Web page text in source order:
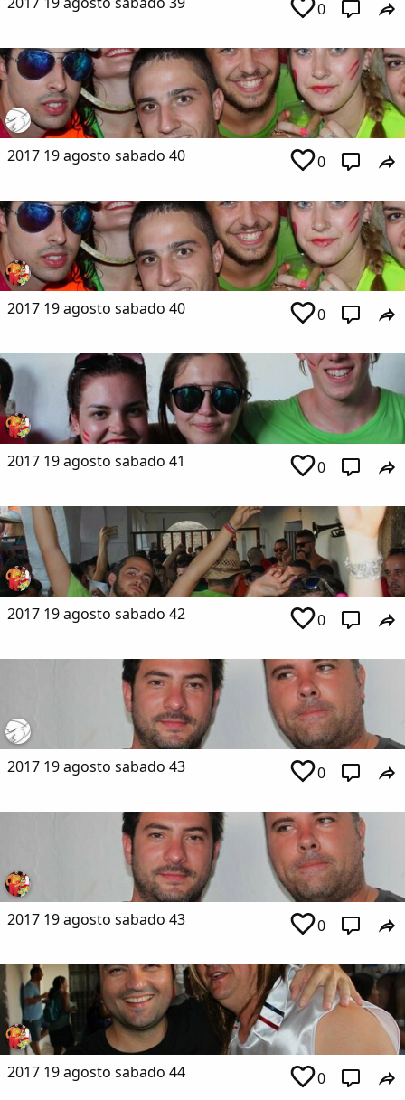
0
2017 19 agosto sabado 40 0
2017 19 agosto sabado 40 0
2017 19 agosto sabado 41 0
2017 19 agosto sabado 42 0
2017 19 agosto sabado 43 0
2017 19 agosto sabado 43 0
2017 19 agosto sabado 44 0